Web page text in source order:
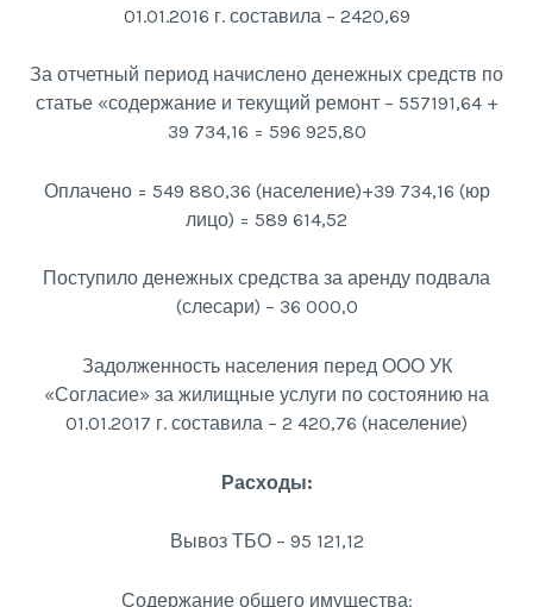
01.01.2016 г. составила – 2420,69
За отчетный период начислено денежных средств по
статье «содержание и текущий ремонт – 557191,64 +
39 734,16 = 596 925,80
Оплачено = 549 880,36 (население)+39 734,16 (юр
лицо) = 589 614,52
Поступило денежных средства за аренду подвала
(слесари) – 36 000,0
Задолженность населения перед ООО УК
«Согласие» за жилищные услуги по состоянию на
01.01.2017 г. составила – 2 420,76 (население)
Расходы:
Вывоз ТБО – 95 121,12
Содержание общего имущества: